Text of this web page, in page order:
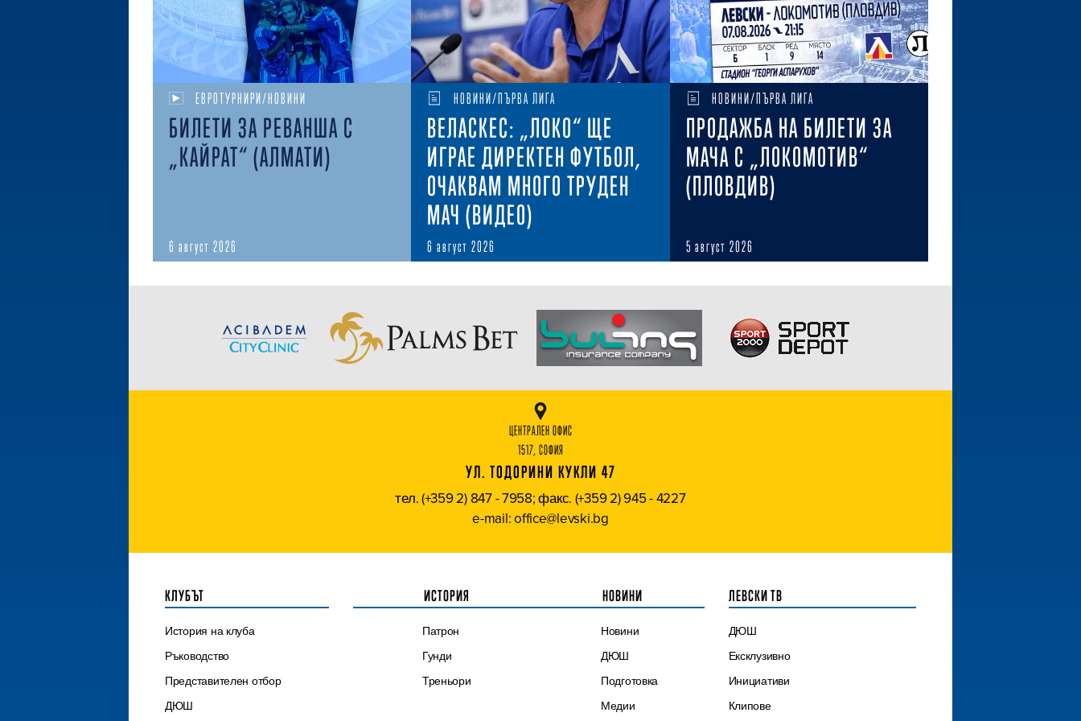
ЕВРОТУРНИРИ/НОВИНИ
БИЛЕТИ ЗА РЕВАНША С
„КАЙРАТ“ (АЛМАТИ)
6 август 2026
НОВИНИ/ПЪРВА ЛИГА
ВЕЛАСКЕС: „ЛОКО“ ЩЕ
ИГРАЕ ДИРЕКТЕН ФУТБОЛ,
ОЧАКВАМ МНОГО ТРУДЕН
МАЧ (ВИДЕО)
6 август 2026
НОВИНИ/ПЪРВА ЛИГА
ПРОДАЖБА НА БИЛЕТИ ЗА
МАЧА С „ЛОКОМОТИВ“
(ПЛОВДИВ)
5 август 2026
ЦЕНТРАЛЕН ОФИС
1517, СОФИЯ
УЛ. ТОДОРИНИ КУКЛИ 47
тел. (+359 2) 847 - 7958; факс. (+359 2) 945 - 4227
e-mail: office@levski.bg
КЛУБЪТ
История на клуба
Ръководство
Представителен отбор
ДЮШ
ИСТОРИЯ
Патрон
Гунди
Треньори
НОВИНИ
Новини
ДЮШ
Подготовка
Медии
ЛЕВСКИ ТВ
ДЮШ
Ексклузивно
Инициативи
Клипове